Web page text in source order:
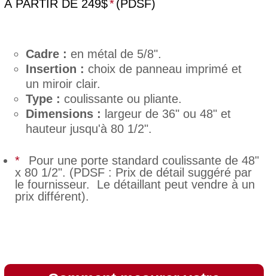
À PARTIR DE 249$*(PDSF)
Cadre : en métal de 5/8".
Insertion : choix de panneau imprimé et
un miroir clair.
Type : coulissante ou pliante.
Dimensions : largeur de 36" ou 48" et
hauteur jusqu'à 80 1/2".
*
Pour une porte standard coulissante de 48"
x 80 1/2". (PDSF : Prix de détail suggéré par
le fournisseur. Le détaillant peut vendre à un
prix différent).